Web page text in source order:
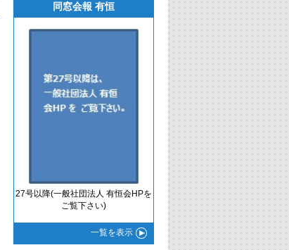
同窓会報 有恒
27号以降(一般社団法人 有恒会HPを
ご覧下さい)
一覧を表示